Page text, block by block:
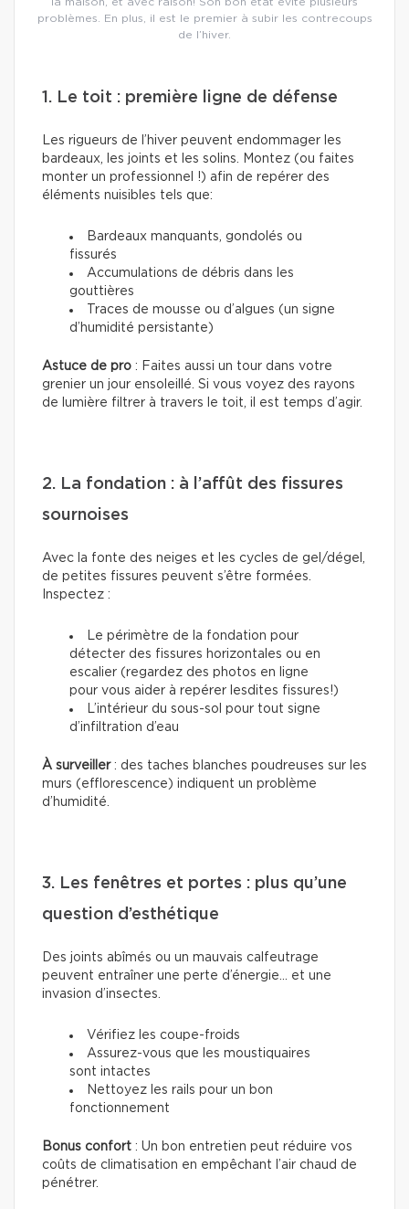
problèmes. En plus, il est le premier à subir les contrecoups
de l’hiver.
1. Le toit : première ligne de défense
Les rigueurs de l’hiver peuvent endommager les
bardeaux, les joints et les solins. Montez (ou faites
monter un professionnel !) afin de repérer des
éléments nuisibles tels que:
Bardeaux manquants, gondolés ou
fissurés
Accumulations de débris dans les
gouttières
Traces de mousse ou d’algues (un signe
d’humidité persistante)
Astuce de pro : Faites aussi un tour dans votre
grenier un jour ensoleillé. Si vous voyez des rayons
de lumière filtrer à travers le toit, il est temps d’agir.
2. La fondation : à l’affût des fissures
sournoises
Avec la fonte des neiges et les cycles de gel/dégel,
de petites fissures peuvent s’être formées.
Inspectez :
Le périmètre de la fondation pour
détecter des fissures horizontales ou en
escalier (regardez des photos en ligne
pour vous aider à repérer lesdites fissures!)
L’intérieur du sous-sol pour tout signe
d’infiltration d’eau
À surveiller: des taches blanches poudreuses sur les
murs (efflorescence) indiquent un problème
d’humidité.
3. Les fenêtres et portes : plus qu’une
question d’esthétique
Des joints abîmés ou un mauvais calfeutrage
peuvent entraîner une perte d’énergie... et une
invasion d’insectes.
Vérifiez les coupe-froids
Assurez-vous que les moustiquaires
sont intactes
Nettoyez les rails pour un bon
fonctionnement
Bonus confort : Un bon entretien peut réduire vos
coûts de climatisation en empêchant l’air chaud de
pénétrer.